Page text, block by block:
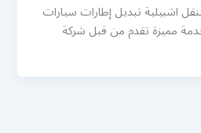
اشبيلية تبديل إطارات سيارات
مميزة تقدم من قبل شركة